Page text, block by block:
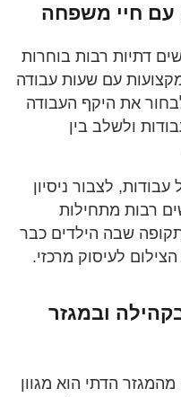
חיי משפחה
דתיות רבות בוחרות
עם שעות עבודה
את היקף העבודה
ולשלב בין
לצבור ניסיון
רבות מתחילות
שבה הילדים כבר
לעיסוק מרכזי.
ובמגזר
הדתי הוא מגוון